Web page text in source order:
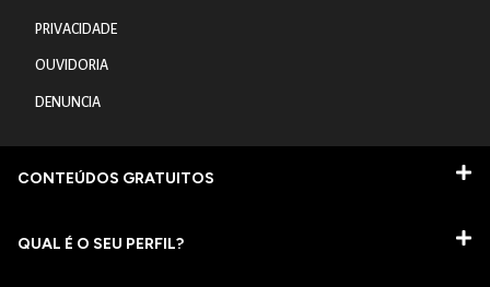
PRIVACIDADE
OUVIDORIA
DENUNCIA
CONTEÚDOS GRATUITOS
QUAL É O SEU PERFIL?